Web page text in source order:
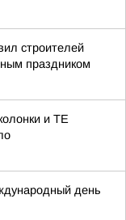
строителей
праздником
и ТЕ
день